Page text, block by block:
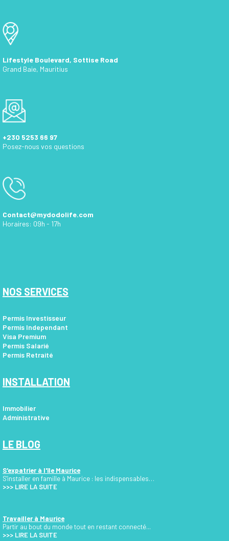
Lifestyle Boulevard, Sottise Road
Grand Baie, Mauritius
+230 5253 66 97
Posez-nous vos questions
Contact@mydodolife.com
Horaires: 09h - 17h
NOS SERVICES
Permis Investisseur
Permis Independant
Visa Premium
Permis Salarié
Permis Retraité
INSTALLATION
Immobilier
Administrative
LE BLOG
S'expatrier à l'île Maurice
S'installer en famille à Maurice : les indispensables…
>>> LIRE LA SUITE
Travailler à Maurice
Partir au bout du monde tout en restant connecté...
>>> LIRE LA SUITE